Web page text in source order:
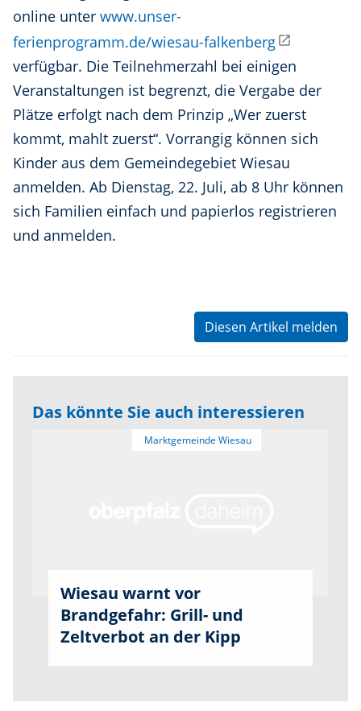
online unter www.unser-
ferienprogramm.de/wiesau-falkenberg
verfügbar. Die Teilnehmerzahl bei einigen
Veranstaltungen ist begrenzt, die Vergabe der
Plätze erfolgt nach dem Prinzip „Wer zuerst
kommt, mahlt zuerst“. Vorrangig können sich
Kinder aus dem Gemeindegebiet Wiesau
anmelden. Ab Dienstag, 22. Juli, ab 8 Uhr können
sich Familien einfach und papierlos registrieren
und anmelden.
Diesen Artikel melden
Das könnte Sie auch interessieren
Wiesau warnt vor
Brandgefahr: Grill- und
Zeltverbot an der Kipp